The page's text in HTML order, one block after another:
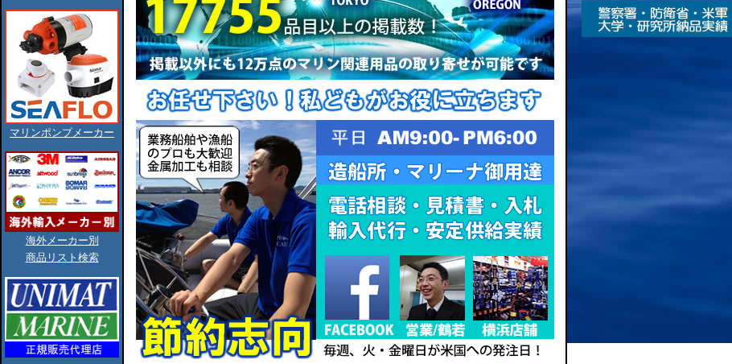
マリンポンプメーカー
海外メーカー別
商品リスト検索